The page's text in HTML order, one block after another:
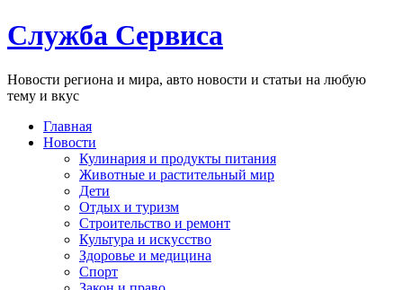
Служба Сервиса
Новости региона и мира, авто новости и статьи на любую
тему и вкус
Главная
Новости
Кулинария и продукты питания
Животные и растительный мир
Дети
Отдых и туризм
Строительство и ремонт
Культура и искусство
Здоровье и медицина
Спорт